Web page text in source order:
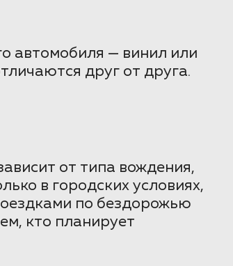
автомобиля — винил или
друг от друга.
от типа вождения,
в городских условиях,
по бездорожью
кто планирует